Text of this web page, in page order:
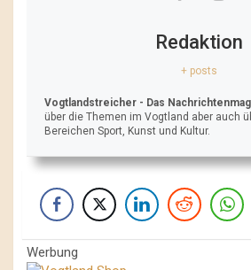
Redaktion
+ posts
Vogtlandstreicher - Das
über die Themen im Vogtland aber auch
Bereichen Sport, Kunst und Kultur.
Werbung